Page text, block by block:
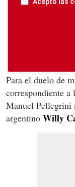
Para el duelo de
correspondiente a
Manuel Pellegrini
argentino Willy